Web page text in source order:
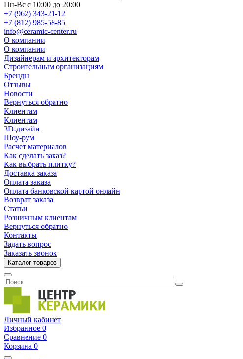
Пн-Вс с 10:00 до 20:00
+7 (962) 343-21-12
+7 (812) 985-58-85
info@ceramic-center.ru
О компании
О компании
Дизайнерам и архитекторам
Строительным организациям
Бренды
Отзывы
Новости
Вернуться обратно
Клиентам
Клиентам
3D-дизайн
Шоу-рум
Расчет материалов
Как сделать заказ?
Как выбрать плитку?
Доставка заказа
Оплата заказа
Оплата банковской картой онлайн
Возврат заказа
Статьи
Розничным клиентам
Вернуться обратно
Контакты
Задать вопрос
Заказать звонок
Каталог товаров
Личный кабинет
Избранное 0
Сравнение 0
Корзина 0